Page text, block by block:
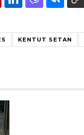
KENTUT SETAN